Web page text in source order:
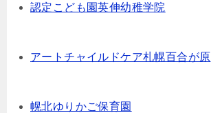
認定こども園英伸幼稚学院
アートチャイルドケア札幌百合が原
幌北ゆりかご保育園